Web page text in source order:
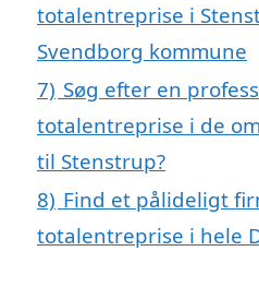
totalentreprise i
Svendborg kommune
7) Søg efter en
totalentreprise i de
til Stenstrup?
8) Find et pålideligt
totalentreprise i hele